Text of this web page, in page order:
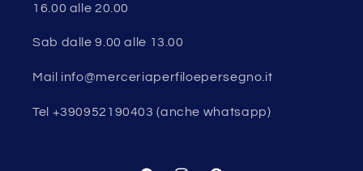
16.00 alle 20.00
Sab dalle 9.00 alle 13.00
Mail info@merceriaperfiloepersegno.it
Tel +390952190403 (anche whatsapp)